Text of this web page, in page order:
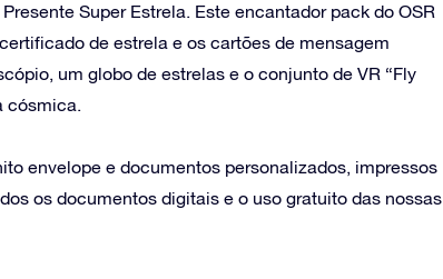
Super Estrela. Este encantador pack do OSR
de estrela e os cartões de mensagem
um globo de estrelas e o conjunto de VR “Fly
cósmica.
envelope e documentos personalizados, impressos
os documentos digitais e o uso gratuito das nossas